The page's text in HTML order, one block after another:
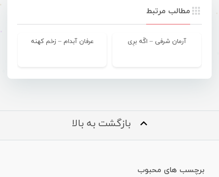
مطالب مرتبط
آرمان شرفی – اگَه برِی عرفان آبدام – زخم کهنه
بازگشت به بالا
برچسب های محبوب